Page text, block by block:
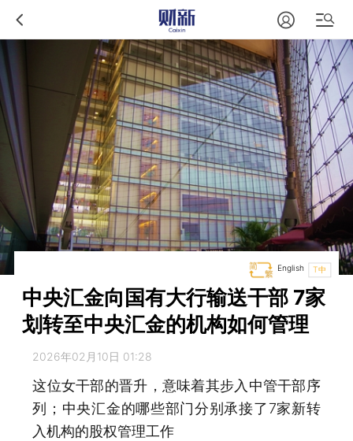
T中
English
中央汇金向国有大行输送干部 7家
划转至中央汇金的机构如何管理
2026年02月10日 01:28
这位女干部的晋升，意味着其步入中管干部序
列；中央汇金的哪些部门分别承接了7家新转
入机构的股权管理工作